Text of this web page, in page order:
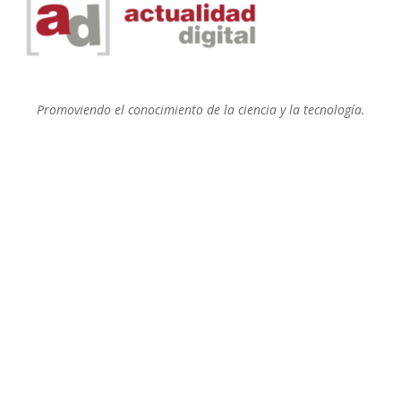
Promoviendo el conocimiento de la ciencia y la tecnología.